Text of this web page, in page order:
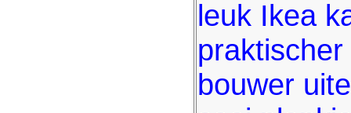
leuk Ikea
bouwer